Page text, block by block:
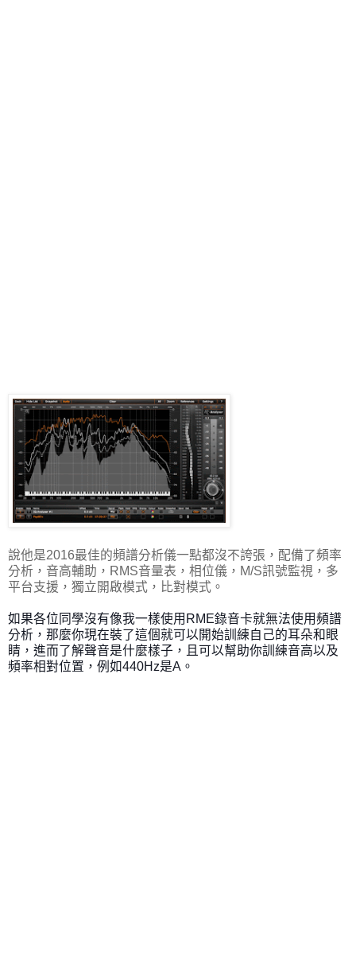
說他是2016最佳的頻譜分析儀一點都沒不誇張，配備了頻率
分析，音高輔助，RMS音量表，相位儀，M/S訊號監視，多
平台支援，獨立開啟模式，比對模式。
如果各位同學沒有像我一樣使用RME錄音卡就無法使用頻譜
分析，那麼你現在裝了這個就可以開始訓練自己的耳朵和眼
睛，進而了解聲音是什麼樣子，且可以幫助你訓練音高以及
頻率相對位置，例如440Hz是A。